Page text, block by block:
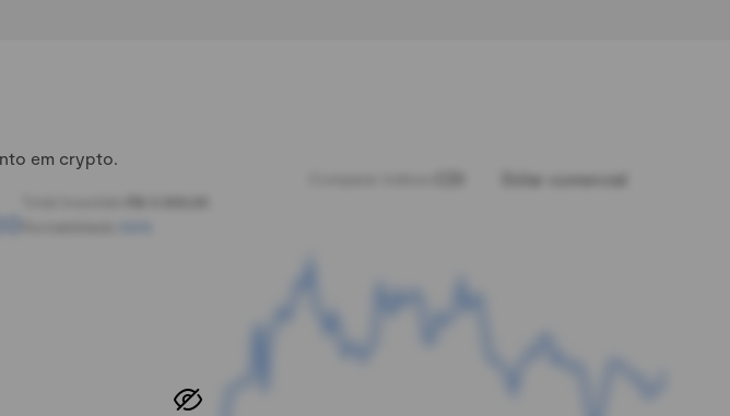
em crypto.
Dólar comercial